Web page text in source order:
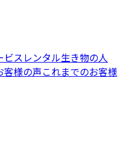
ビスレンタル生き物の人
客様の声これまでのお客様